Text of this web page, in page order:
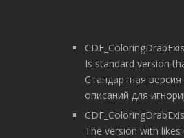
Is standard version
Стандартная
описаний для
The version with